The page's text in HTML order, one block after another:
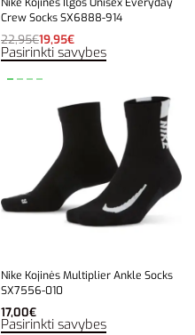
Nike Kojinės Ilgos Unisex Everyday
Crew Socks SX6888-914
22,95€19,95€
Pasirinkti savybes
Nike Kojinės Multiplier Ankle Socks
SX7556-010
17,00€
Pasirinkti savybes